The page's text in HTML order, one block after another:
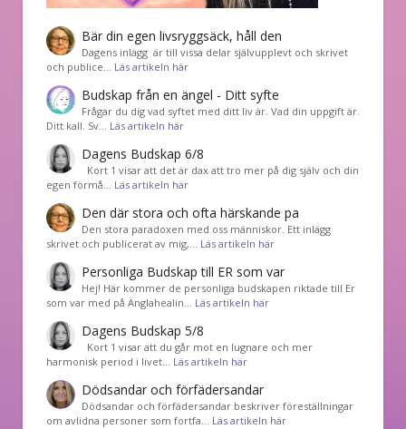
Bär din egen livsryggsäck, håll den
Dagens inlägg är till vissa delar självupplevt och skrivet
och publice… Läs artikeln här
Budskap från en ängel - Ditt syfte
Frågar du dig vad syftet med ditt liv är. Vad din uppgift är.
Ditt kall. Sv… Läs artikeln här
Dagens Budskap 6/8
Kort 1 visar att det är dax att tro mer på dig själv och din
egen förmå… Läs artikeln här
Den där stora och ofta härskande pa
Den stora paradoxen med oss människor. Ett inlägg
skrivet och publicerat av mig,… Läs artikeln här
Personliga Budskap till ER som var
Hej! Här kommer de personliga budskapen riktade till Er
som var med på Änglahealin… Läs artikeln här
Dagens Budskap 5/8
Kort 1 visar att du går mot en lugnare och mer
harmonisk period i livet… Läs artikeln här
Dödsandar och förfädersandar
Dödsandar och förfädersandar beskriver föreställningar
om avlidna personer som fortfa… Läs artikeln här